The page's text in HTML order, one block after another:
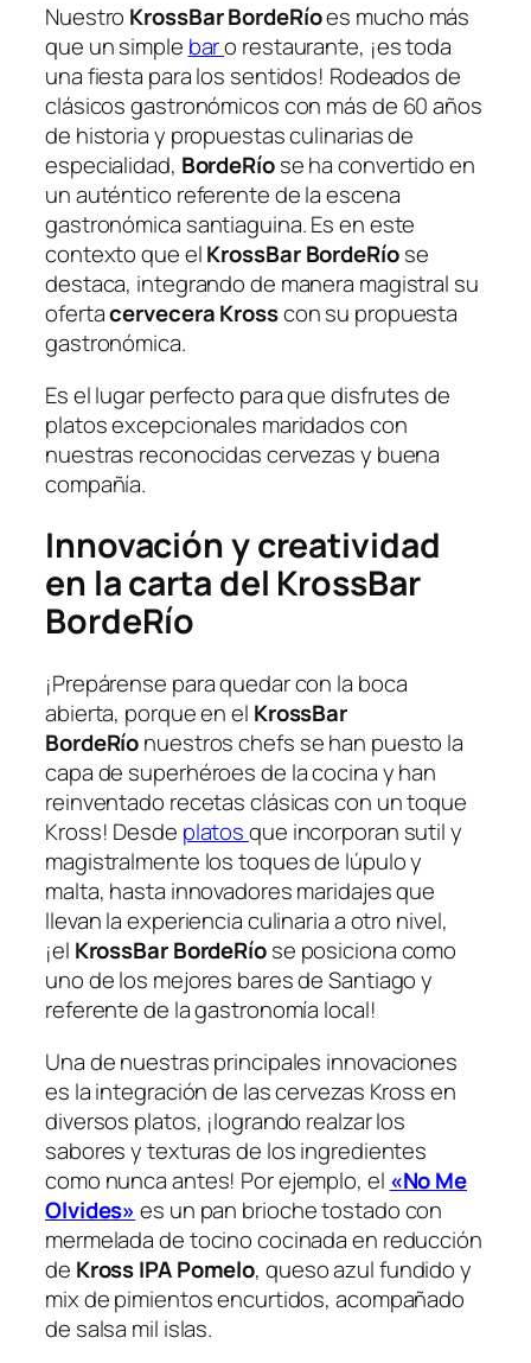
Nuestro KrossBar BordeRíoes mucho más
que un simple baro restaurante, ¡es toda
una fiesta para los sentidos! Rodeados de
clásicos gastronómicos con más de 60 años
de historia y propuestas culinarias de
especialidad, BordeRíose ha convertido en
un auténtico referente de la escena
gastronómica santiaguina. Es en este
contexto que elKrossBar BordeRíose
destaca, integrando de manera magistral su
ofertacervecera Krosscon su propuesta
gastronómica.
Es el lugar perfecto para que disfrutes de
platos excepcionales maridados con
nuestras reconocidas cervezas y buena
compañía.
Innovación y creatividad
en la carta del KrossBar
BordeRío
¡Prepárense para quedar con la boca
abierta, porque en el KrossBar
BordeRíonuestros chefs se han puesto la
capa de superhéroes de la cocina y han
reinventado recetas clásicas con un toque
Kross! Desde platosque incorporan sutil y
magistralmente los toques de lúpulo y
malta, hasta innovadores maridajes que
llevan la experiencia culinaria a otro nivel,
¡el KrossBar BordeRíose posiciona como
uno de los mejores bares de Santiago y
referente de la gastronomía local!
Una de nuestras principales innovaciones
es la integración de las cervezas Kross en
diversos platos, ¡logrando realzar los
sabores y texturas de los ingredientes
como nunca antes! Por ejemplo, el «No Me
Olvides» es un pan brioche tostado con
mermelada de tocino cocinada en reducción
de Kross IPA Pomelo, queso azul fundido y
mix de pimientos encurtidos, acompañado
de salsa mil islas.